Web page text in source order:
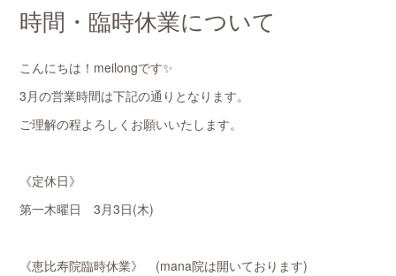
時間・臨時休業について
こんにちは！meilongです✨
3月の営業時間は下記の通りとなります。
ご理解の程よろしくお願いいたします。
《定休日》
第一木曜日 3月3日(木)
《恵比寿院臨時休業》 (mana院は開いております)